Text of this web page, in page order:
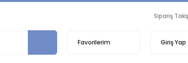
Sipariş
Favorilerim Giriş Yap